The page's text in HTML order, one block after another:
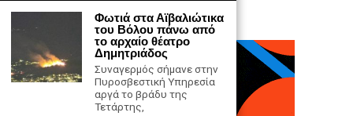
Φωτιά στα Αϊβαλιώτικα
του Βόλου πάνω από
το αρχαίο θέατρο
Δημητριάδος
Συναγερμός σήμανε στην
Πυροσβεστική Υπηρεσία
αργά το βράδυ της
Τετάρτης,